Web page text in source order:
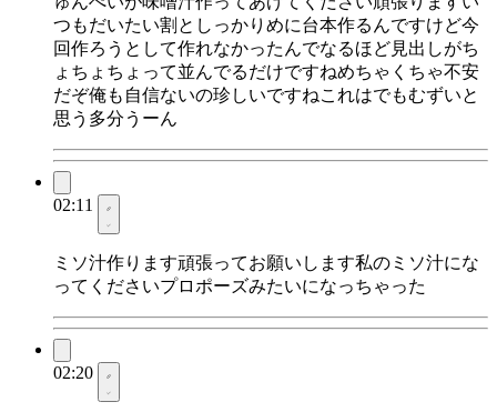
つもだいたい割としっかりめに台本作るんですけど今
回作ろうとして作れなかったんでなるほど見出しがち
ょちょちょって並んでるだけですねめちゃくちゃ不安
だぞ俺も自信ないの珍しいですねこれはでもむずいと
思う多分うーん
02:11
ミソ汁作ります頑張ってお願いします私のミソ汁にな
ってくださいプロポーズみたいになっちゃった
02:20